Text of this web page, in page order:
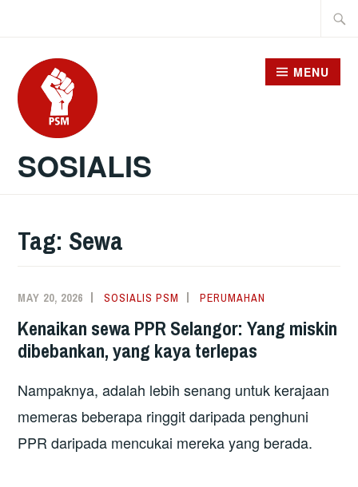
content
SOSIALIS
MENU
Tag: Sewa
MAY 20, 2026 SOSIALIS PSM PERUMAHAN
Kenaikan sewa PPR Selangor: Yang miskin
dibebankan, yang kaya terlepas
Nampaknya, adalah lebih senang untuk kerajaan
memeras beberapa ringgit daripada penghuni
PPR daripada mencukai mereka yang berada.